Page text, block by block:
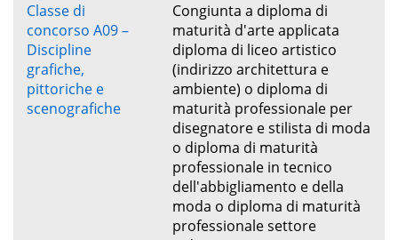
Classe di
concorso A09 –
Discipline
grafiche,
pittoriche e
scenografiche
Congiunta a diploma di
maturità d'arte applicata
diploma di liceo artistico
(indirizzo architettura e
ambiente) o diploma di
maturità professionale per
disegnatore e stilista di moda
o diploma di maturità
professionale in tecnico
dell'abbigliamento e della
moda o diploma di maturità
professionale settore